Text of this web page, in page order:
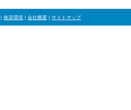
| 推奨環境 | 会社概要 | サイトマップ